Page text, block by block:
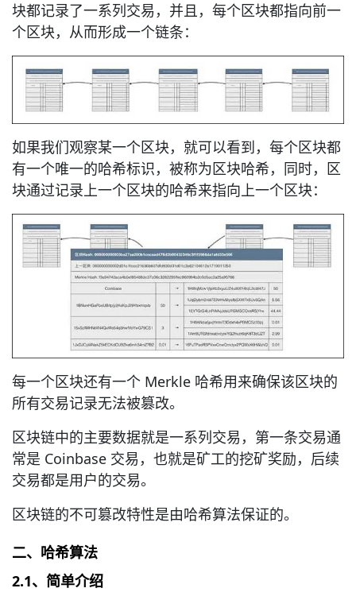
块都记录了一系列交易，并且，每个区块都指向前一
个区块，从而形成一个链条：
如果我们观察某一个区块，就可以看到，每个区块都
有一个唯一的哈希标识，被称为区块哈希，同时，区
块通过记录上一个区块的哈希来指向上一个区块：
每一个区块还有一个 Merkle 哈希用来确保该区块的
所有交易记录无法被篡改。
区块链中的主要数据就是一系列交易，第一条交易通
常是 Coinbase 交易，也就是矿工的挖矿奖励，后续
交易都是用户的交易。
区块链的不可篡改特性是由哈希算法保证的。
二、哈希算法
2.1、简单介绍